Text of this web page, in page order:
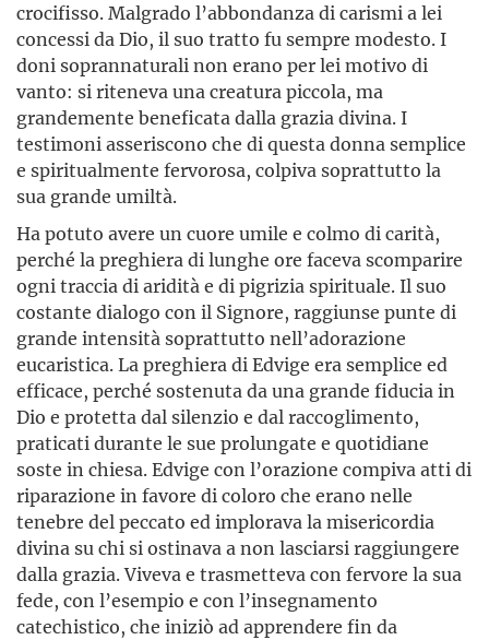
crocifisso. Malgrado l’abbondanza di carismi a lei
concessi da Dio, il suo tratto fu sempre modesto. I
doni soprannaturali non erano per lei motivo di
vanto: si riteneva una creatura piccola, ma
grandemente beneficata dalla grazia divina. I
testimoni asseriscono che di questa donna semplice
e spiritualmente fervorosa, colpiva soprattutto la
sua grande umiltà.
Ha potuto avere un cuore umile e colmo di carità,
perché la preghiera di lunghe ore faceva scomparire
ogni traccia di aridità e di pigrizia spirituale. Il suo
costante dialogo con il Signore, raggiunse punte di
grande intensità soprattutto nell’adorazione
eucaristica. La preghiera di Edvige era semplice ed
efficace, perché sostenuta da una grande fiducia in
Dio e protetta dal silenzio e dal raccoglimento,
praticati durante le sue prolungate e quotidiane
soste in chiesa. Edvige con l’orazione compiva atti di
riparazione in favore di coloro che erano nelle
tenebre del peccato ed implorava la misericordia
divina su chi si ostinava a non lasciarsi raggiungere
dalla grazia. Viveva e trasmetteva con fervore la sua
fede, con l’esempio e con l’insegnamento
catechistico, che iniziò ad apprendere fin da